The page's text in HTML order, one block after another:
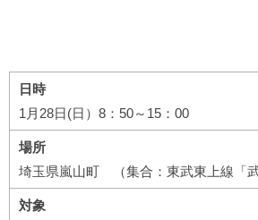
日時
1月28日(日）8：50～15：00
場所
埼玉県嵐山町 （集合：東武東上線「武
対象